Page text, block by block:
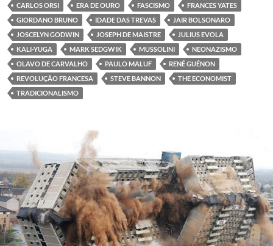
CARLOS ORSI
ERA DE OURO FASCISMO
FRANCES YATES
GIORDANO BRUNO
IDADE DAS TREVAS
JAIR BOLSONARO
JOSCELYN GODWIN
JOSEPH DE MAISTRE
JULIUS EVOLA
KALI-YUGA
MARK SEDGWIK MUSSOLINI
NEONAZISMO
OLAVO DE CARVALHO
PAULO MALUF
RENÉ GUÉNON
REVOLUÇÃO FRANCESA
STEVE BANNON
THE ECONOMIST
TRADICIONALISMO